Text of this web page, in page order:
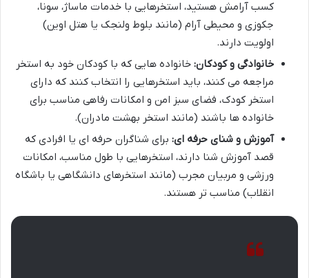
کسب آرامش هستید، استخرهایی با خدمات ماساژ، سونا،
جکوزی و محیطی آرام (مانند بلوط ولنجک یا هتل اوین)
اولویت دارند.
خانوادگی و کودکان: خانواده هایی که با کودکان خود به استخر
مراجعه می کنند، باید استخرهایی را انتخاب کنند که دارای
استخر کودک، فضای سبز امن و امکانات رفاهی مناسب برای
خانواده ها باشند (مانند استخر بهشت مادران).
آموزش و شنای حرفه ای: برای شناگران حرفه ای یا افرادی که
قصد آموزش شنا دارند، استخرهایی با طول مناسب، امکانات
ورزشی و مربیان مجرب (مانند استخرهای دانشگاهی یا باشگاه
انقلاب) مناسب تر هستند.